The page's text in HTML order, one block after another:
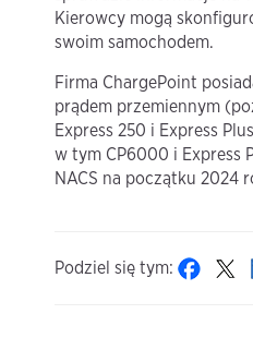
Kierowcy mogą
swoim samochodem.
Firma ChargePoint
prądem przemiennym
Express 250 i Express
w tym CP6000 i Express
NACS na początku 2024
Podziel się tym: